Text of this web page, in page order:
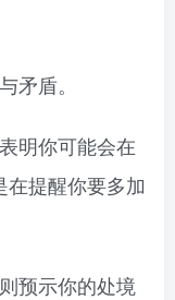
盾。
明你可能会在
提醒你要多加
预示你的处境